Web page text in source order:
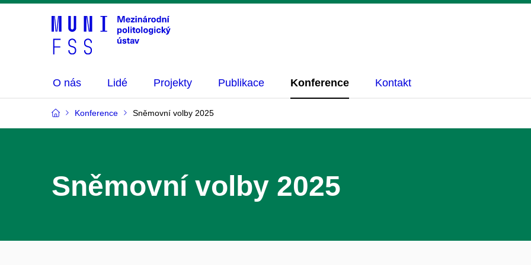
O nás Lidé Projekty Publikace Konference Kontakt
Konference Sněmovní volby 2025
Sněmovní volby 2025